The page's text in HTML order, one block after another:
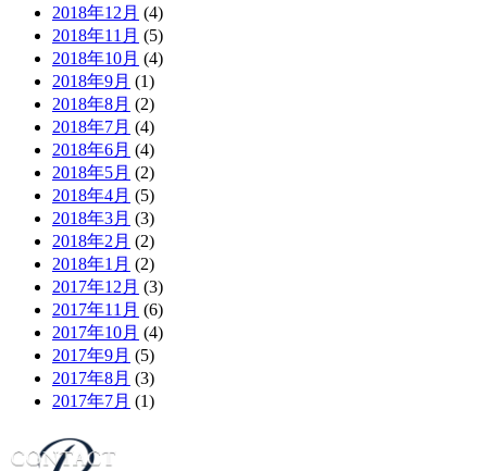
2018年12月 (4)
2018年11月 (5)
2018年10月 (4)
2018年9月 (1)
2018年8月 (2)
2018年7月 (4)
2018年6月 (4)
2018年5月 (2)
2018年4月 (5)
2018年3月 (3)
2018年2月 (2)
2018年1月 (2)
2017年12月 (3)
2017年11月 (6)
2017年10月 (4)
2017年9月 (5)
2017年8月 (3)
2017年7月 (1)